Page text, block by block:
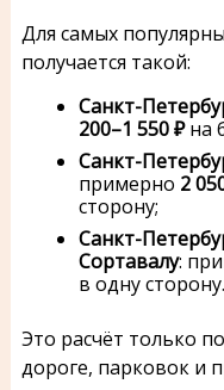
Для самых
получается такой:
Санкт-
200–1 550 ₽на
Санкт-
примерно 2
сторону;
Санкт-
Сортавалу:
в одну сторону.
Это расчёт только
дороге, парковок и